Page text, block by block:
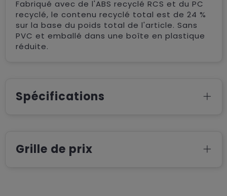
Fabriqué avec de l'ABS recyclé RCS et du PC
recyclé, le contenu recyclé total est de 24 %
sur la base du poids total de l'article. Sans
PVC et emballé dans une boîte en plastique
réduite.
Spécifications
Grille de prix